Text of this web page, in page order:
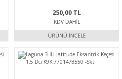
250,00 TL
KDV DAHIL
ÜRÜNÜ İNCELE